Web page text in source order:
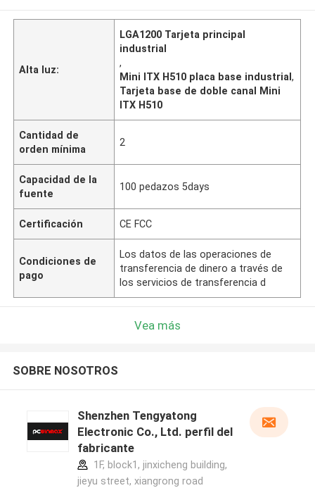
Alta luz:
LGA1200 Tarjeta principal
industrial
,
Mini ITX H510 placa base industrial,
Tarjeta base de doble canal Mini
ITX H510
Cantidad de
orden mínima
2
Capacidad de la
fuente
100 pedazos 5days
Certificación CE FCC
Condiciones de
pago
Los datos de las operaciones de
transferencia de dinero a través de
los servicios de transferencia d
Vea más
SOBRE NOSOTROS
Shenzhen Tengyatong
Electronic Co., Ltd. perfil del
fabricante
1F, block1, jinxicheng building,
jieyu street, xiangrong road